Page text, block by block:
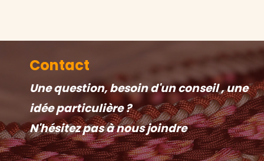
Contact
Une question, besoin d'un conseil , une
idée particulière ?
N'hésitez pas à nous joindre